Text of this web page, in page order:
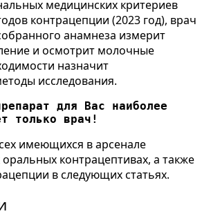
медицинских критериев
контрацепции (2023 год), врач
анамнеза измерит
и осмотрит молочные
назначит
исследования.
для Вас наиболее
только врач!
имеющихся в арсенале
контрацептивах, а также
в следующих статьях.